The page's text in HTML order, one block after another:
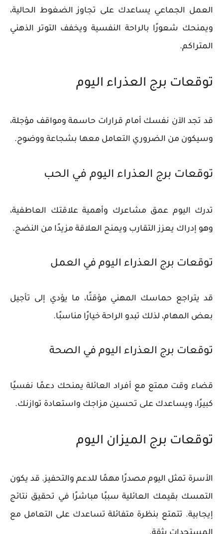
العمل الجماعي يساعدك على تجاوز الضغوط الحالية،
ويمنحك شعورًا بالراحة النفسية ويخفف التوتر الذهني
المتراكم.
توقعات برج العذراء اليوم
قد تجد الآن نفسك أمام قرارات حاسمة ومواقف مؤجلة،
وسيكون من الضروري التعامل معها بشجاعة ووضوح.
توقعات برج العذراء اليوم في الحب
تدرك اليوم عمق مشاعرك وأهمية علاقتك العاطفية،
وهو إدراك يعزز التقارب ويمنح العلاقة مزيدًا من النضج.
توقعات برج العذراء اليوم في العمل
قد يتراجع حماسك المهني مؤقتًا، ما يؤدي إلى تأجيل
بعض المهام، لذلك تبدو الراحة خيارًا مناسبًا.
توقعات برج العذراء اليوم في الصحة
قضاء وقت ممتع مع أفراد العائلة يمنحك دعمًا نفسيًا
كبيرًا، ويساعدك على تحسين مزاجك واستعادة توازنك.
توقعات برج الميزان اليوم
الأسرة تمثل اليوم مصدرًا مهمًا للدعم والتحفيز. قد يكون
التمسك بقيمك العائلية سببًا مباشرًا في تحقيق نتائج
إيجابية. تتمتع بنظرة متفائلة تساعدك على التعامل مع